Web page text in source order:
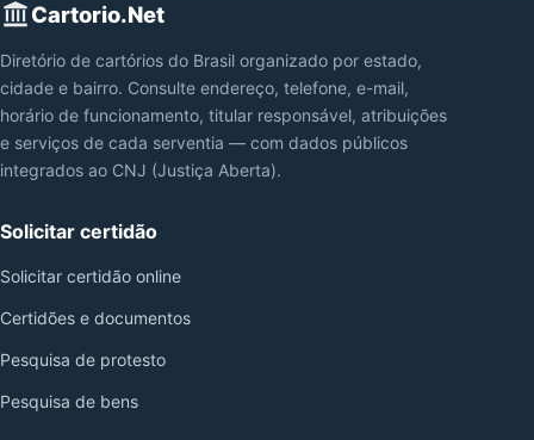
Cartorio.Net
Diretório de cartórios do Brasil organizado por estado,
cidade e bairro. Consulte endereço, telefone, e-mail,
horário de funcionamento, titular responsável, atribuições
e serviços de cada serventia — com dados públicos
integrados ao CNJ (Justiça Aberta).
Solicitar certidão
Solicitar certidão online
Certidões e documentos
Pesquisa de protesto
Pesquisa de bens